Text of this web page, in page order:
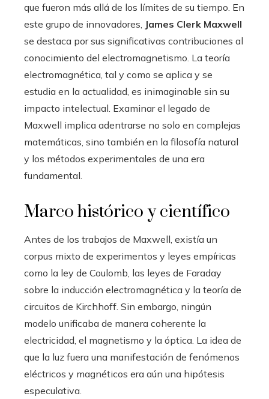
que fueron más allá de los límites de su tiempo. En
este grupo de innovadores, James Clerk Maxwell
se destaca por sus significativas contribuciones al
conocimiento del electromagnetismo. La teoría
electromagnética, tal y como se aplica y se
estudia en la actualidad, es inimaginable sin su
impacto intelectual. Examinar el legado de
Maxwell implica adentrarse no solo en complejas
matemáticas, sino también en la filosofía natural
y los métodos experimentales de una era
fundamental.
Marco histórico y científico
Antes de los trabajos de Maxwell, existía un
corpus mixto de experimentos y leyes empíricas
como la ley de Coulomb, las leyes de Faraday
sobre la inducción electromagnética y la teoría de
circuitos de Kirchhoff. Sin embargo, ningún
modelo unificaba de manera coherente la
electricidad, el magnetismo y la óptica. La idea de
que la luz fuera una manifestación de fenómenos
eléctricos y magnéticos era aún una hipótesis
especulativa.